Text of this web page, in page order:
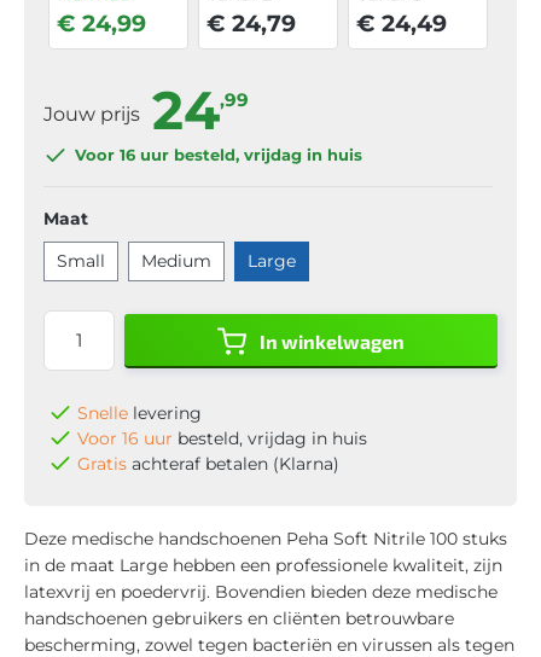
€ 24,99 € 24,79 € 24,49
Jouw prijs 24,99
Voor 16 uur besteld, vrijdag in huis
Maat
Small
Medium Large
In winkelwagen
Snelle levering
Voor 16 uur besteld, vrijdag in huis
Gratis achteraf betalen (Klarna)
Deze medische handschoenen Peha Soft Nitrile 100 stuks
in de maat Large hebben een professionele kwaliteit, zijn
latexvrij en poedervrij. Bovendien bieden deze medische
handschoenen gebruikers en cliënten betrouwbare
bescherming, zowel tegen bacteriën en virussen als tegen